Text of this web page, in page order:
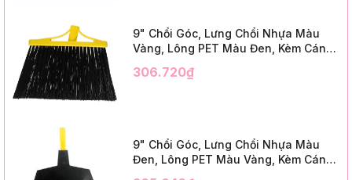
9" Chổi Góc, Lưng Chổi Nhựa Màu
Vàng, Lông PET Màu Đen, Kèm Cán
12 Bộ/Thùng (9" Angle Broom, Yellow
306.720₫
9" Chổi Góc, Lưng Chổi Nhựa Màu
Đen, Lông PET Màu Vàng, Kèm Cán